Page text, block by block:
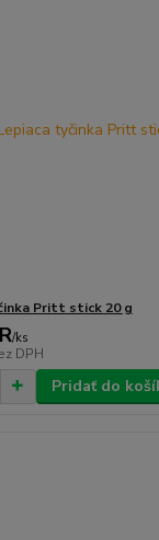
Pritt stick 20 g
/ks
DPH
Pridať do